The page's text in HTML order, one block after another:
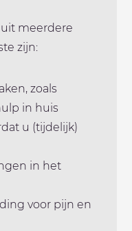
uit meerdere
zijn:
zoals
in huis
u (tijdelijk)
in het
voor pijn en